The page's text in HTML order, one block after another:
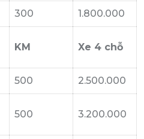
300 1.800.000
KM Xe 4 chỗ
500 2.500.000
500 3.200.000